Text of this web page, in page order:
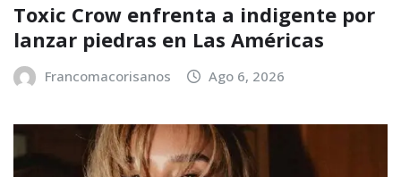
Toxic Crow enfrenta a indigente por
lanzar piedras en Las Américas
Francomacorisanos Ago 6, 2026